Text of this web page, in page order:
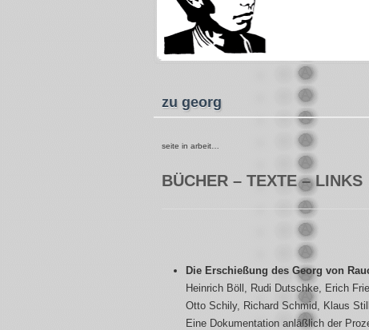
zu georg
seite in arbeit…
BÜCHER – TEXTE – LINKS
Die Erschießung des Georg von
Heinrich Böll, Rudi Dutschke, Erich
Otto Schily, Richard Schmid, Klaus
Eine Dokumentation anläßlich der